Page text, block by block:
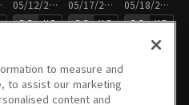
분 05/12/2021 • 39분
KR
05/17/2021 • 39분
KR
05/18/2021 • 39분
KR
22회 23회
to measure and
to assist our marketing
content and